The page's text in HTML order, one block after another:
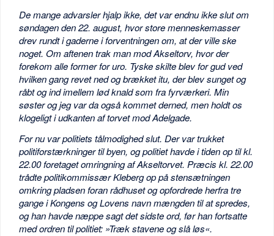
De mange advarsler hjalp ikke, det var endnu ikke slut om
søndagen den 22. august, hvor store menneskemasser
drev rundt i gaderne i forventningen om, at der ville ske
noget. Om aftenen trak man mod Akseltorv, hvor der
forekom alle former for uro. Tyske skilte blev for gud ved
hvilken gang revet ned og brækket itu, der blev sunget og
råbt og ind imellem lød knald som fra fyrværkeri. Min
søster og jeg var da også kommet derned, men holdt os
klogeligt i udkanten af torvet mod Adelgade.
For nu var politiets tålmodighed slut. Der var trukket
politiforstærkninger til byen, og politiet havde i tiden op til kl.
22.00 foretaget omringning af Akseltorvet. Præcis kl. 22.00
trådte politikommissær Kleberg op på stensætningen
omkring pladsen foran rådhuset og opfordrede herfra tre
gange i Kongens og Lovens navn mængden til at spredes,
og han havde næppe sagt det sidste ord, før han fortsatte
med ordren til politiet: »Træk stavene og slå løs«.